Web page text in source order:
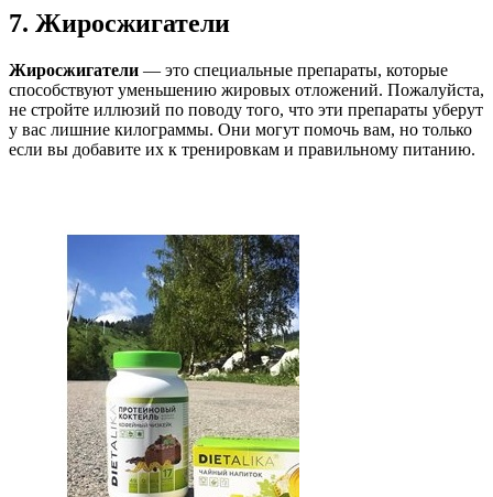
7. Жиросжигатели
Жиросжигатели — это специальные препараты, которые
способствуют уменьшению жировых отложений. Пожалуйста,
не стройте иллюзий по поводу того, что эти препараты уберут
у вас лишние килограммы. Они могут помочь вам, но только
если вы добавите их к тренировкам и правильному питанию.